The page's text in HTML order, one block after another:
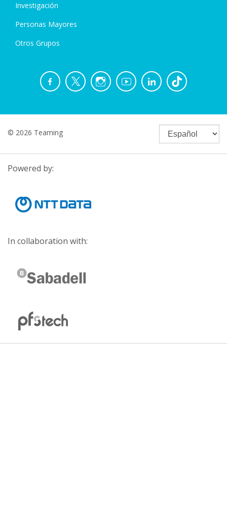
Investigación
Personas Mayores
Otros Grupos
© 2026 Teaming
Powered by:
In collaboration with: